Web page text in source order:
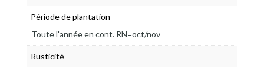
Période de plantation
Toute l'année en cont. RN=oct/nov
Rusticité